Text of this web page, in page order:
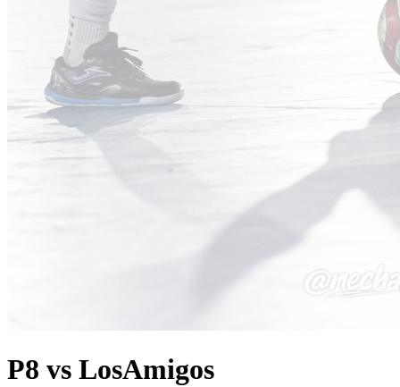
P8 vs LosAmigos